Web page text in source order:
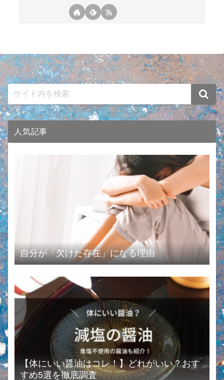
人気記事
自分が「欠けた存在」になる理由
【体にいい醤油はコレ！】どれがいい？おす
すめ5選を徹底調査